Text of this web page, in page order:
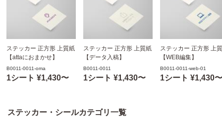
ステッカー 正方形 上質紙
【attaにおまかせ】
B0011-0011-oma
1シート ¥1,430〜
ステッカー 正方形 上質紙
【データ入稿】
B0011-0011
1シート ¥1,430〜
ステッカー 正方形 上
【WEB編集】
B0011-0011-web-01
1シート ¥1,430〜
ステッカー・シールカテゴリ一覧